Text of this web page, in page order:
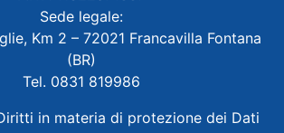
Sede legale:
Km 2 – 72021 Francavilla Fontana
(BR)
Tel. 0831 819986
in materia di protezione dei Dati